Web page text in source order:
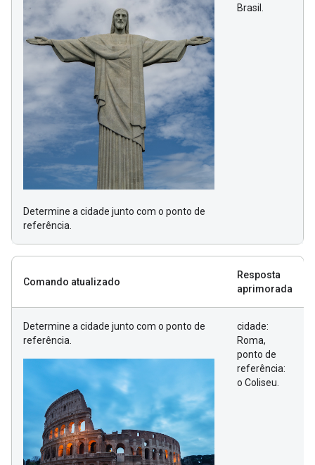
Determine a cidade junto com o ponto de
referência.
Brasil.
Comando atualizado
Resposta
aprimorada
Determine a cidade junto com o ponto de
referência.
cidade:
Roma,
ponto de
referência:
o Coliseu.